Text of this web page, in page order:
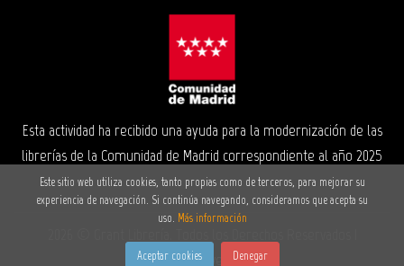
Esta actividad ha recibido una ayuda para la modernización de las
librerías de la Comunidad de Madrid correspondiente al año 2025
Grupo Trevenque
Este sitio web utiliza cookies, tanto propias como de terceros, para mejorar su
experiencia de navegación. Si continúa navegando, consideramos que acepta su
uso. Más información
Aceptar cookies Denegar